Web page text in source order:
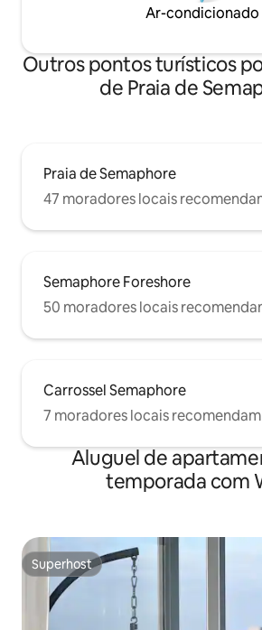
Ar-condicionado
Outros pontos turísticos
de Praia de
Praia de Semaphore
47 moradores locais
Semaphore Foreshore
50 moradores locais
Carrossel Semaphore
7 moradores locais recomendam
Aluguel de
temporada com
Superhost
Superhost